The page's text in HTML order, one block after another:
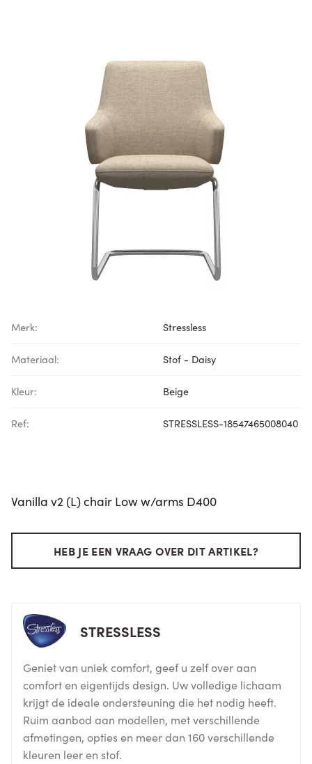
Merk: Stressless
Materiaal: Stof - Daisy
Kleur: Beige
Ref: STRESSLESS-18547465008040
Vanilla v2 (L) chair Low w/arms D400
HEB JE EEN VRAAG OVER DIT ARTIKEL?
STRESSLESS
Geniet van uniek comfort, geef u zelf over aan
comfort en eigentijds design. Uw volledige lichaam
krijgt de ideale ondersteuning die het nodig heeft.
Ruim aanbod aan modellen, met verschillende
afmetingen, opties en meer dan 160 verschillende
kleuren leer en stof.